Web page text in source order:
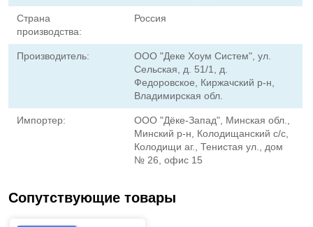
Страна
производства:
Россия
Производитель:
ООО "Деке Хоум Систем", ул.
Сельская, д. 51/1, д.
Федоровское, Киржачский р-н,
Владимирская обл.
Импортер:
ООО "Дёке-Запад", Минская обл.,
Минский р-н, Колодищанский с/с,
Колодищи аг., Тенистая ул., дом
№ 26, офис 15
Сопутствующие товары